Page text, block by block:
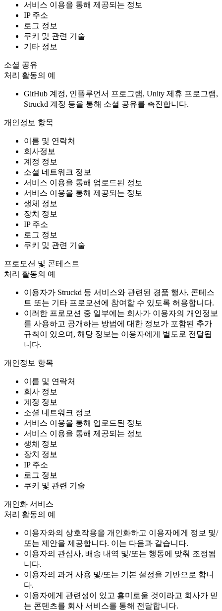
서비스 이용을 통해 제공되는 정보
IP 주소
로그 정보
쿠키 및 관련 기술
기타 정보
소셜 공유
처리 활동의 예
GitHub 계정, 인플루언서 프로그램, Unity 제휴 프로그램,
Struckd 계정 등을 통해 소셜 공유를 촉진합니다.
개인정보 항목
이름 및 연락처
회사정보
계정 정보
소셜 네트워크 정보
서비스 이용을 통해 업로드된 정보
서비스 이용을 통해 제공되는 정보
생체 정보
장치 정보
IP 주소
로그 정보
쿠키 및 관련 기술
프로모션 및 콘테스트
처리 활동의 예
이용자가 Struckd 등 서비스와 관련된 경품 행사, 콘테스
트 또는 기타 프로모션에 참여할 수 있도록 허용합니다.
이러한 프로모션 중 일부에는 회사가 이용자의 개인정보
를 사용하고 공개하는 방법에 대한 정보가 포함된 추가
규칙이 있으며, 해당 정보는 이용자에게 별도로 전달됩
니다.
개인정보 항목
이름 및 연락처
회사 정보
계정 정보
소셜 네트워크 정보
서비스 이용을 통해 업로드된 정보
서비스 이용을 통해 제공되는 정보
생체 정보
장치 정보
IP 주소
로그 정보
쿠키 및 관련 기술
개인화 서비스
처리 활동의 예
이용자와의 상호작용을 개인화하고 이용자에게 정보 및/
또는 제안을 제공합니다. 이는 다음과 같습니다.
이용자의 관심사, 배송 내역 및/또는 행동에 맞춰 조정됩
니다.
이용자의 과거 사용 및/또는 기본 설정을 기반으로 합니
다.
이용자에게 관련성이 있고 흥미로울 것이라고 회사가 믿
는 콘텐츠를 회사 서비스를 통해 전달합니다.